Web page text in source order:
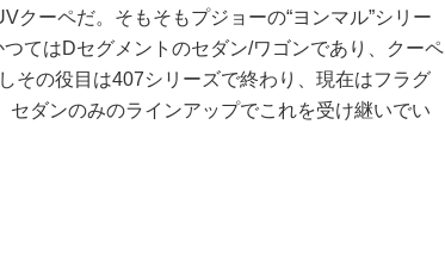
クーペだ。そもそもプジョーの“ヨンマル”シリー
てはDセグメントのセダン/ワゴンであり、クーペ
その役目は407シリーズで終わり、現在はフラグ
セダンのみのラインアップでこれを受け継いでい